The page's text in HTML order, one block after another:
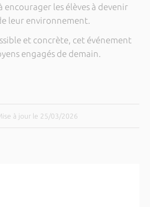
encourager les élèves à devenir
leur environnement.
et concrète, cet événement
engagés de demain.
à jour le 25/03/2026